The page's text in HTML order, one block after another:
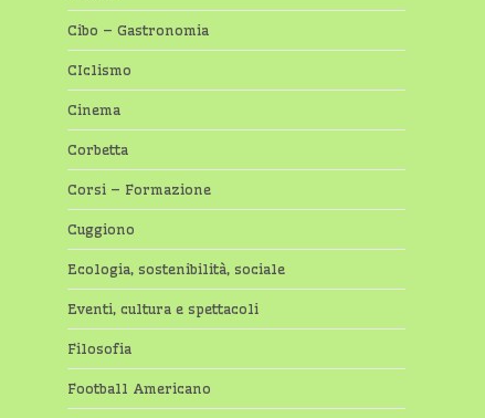
Cibo – Gastronomia
CIclismo
Cinema
Corbetta
Corsi – Formazione
Cuggiono
Ecologia, sostenibilità, sociale
Eventi, cultura e spettacoli
Filosofia
Football Americano